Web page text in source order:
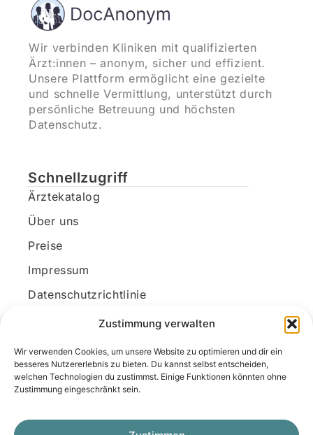
Zustimmung verwalten
Wir verwenden Cookies, um unsere Website zu optimieren und dir ein
besseres Nutzererlebnis zu bieten. Du kannst selbst entscheiden,
welchen Technologien du zustimmst. Einige Funktionen könnten ohne
Zustimmung eingeschränkt sein.
Wir verbinden Kliniken mit qualifizierten
Ärzt:innen – anonym, sicher und effizient.
Unsere Plattform ermöglicht eine gezielte
und schnelle Vermittlung, unterstützt durch
persönliche Betreuung und höchsten
Datenschutz.
Schnellzugriff
Ärztekatalog
Über uns
Preise
Impressum
Datenschutzrichtlinie
Kundenkonto
Unsere Kontaktdaten
E-Mail: kontakt@docanonym.com